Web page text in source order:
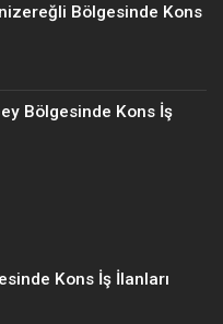
Bölgesinde Kons
Bölgesinde Kons İş
Kons İş İlanları